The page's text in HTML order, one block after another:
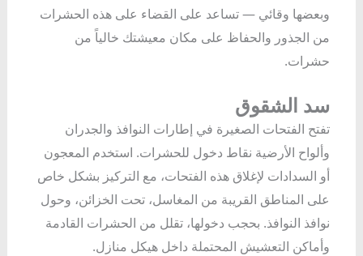
وبعضها وقائي — تساعد على القضاء على هذه الحشرات
من الجذور والحفاظ على مكان معيشتك خالياً من
حشرات.
سد الشقوق
تفتح الفتحات الصغيرة في إطارات النوافذ والجدران
وألواح الأرضية نقاط دخول للحشرات. استخدم المعجون
أو السدادات لإغلاق هذه الفتحات، مع التركيز بشكل خاص
على المناطق القريبة من المغاسل، تحت الخزائن، وحول
نوافذ النوافذ. بحجب دخولها، تقلل من الحشرات القادمة
وأماكن التعشيش المحتملة داخل هيكل منازل.